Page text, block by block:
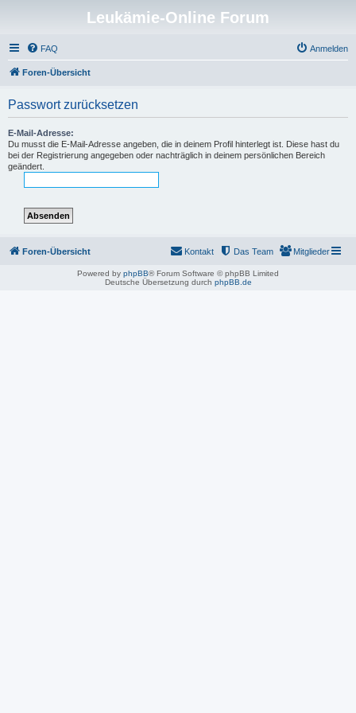
Leukämie-Online Forum
FAQ Anmelden
Foren-Übersicht
Passwort zurücksetzen
E-Mail-Adresse:
Du musst die E-Mail-Adresse angeben, die in deinem Profil hinterlegt ist. Diese hast du
bei der Registrierung angegeben oder nachträglich in deinem persönlichen Bereich
geändert.
Foren-Übersicht Mitglieder
Das Team
Kontakt
Powered by phpBB® Forum Software © phpBB Limited
Deutsche Übersetzung durch phpBB.de